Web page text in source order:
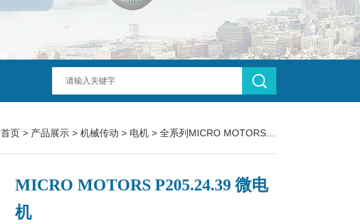
首页 > 产品展示 > 机械传动 > 电机 > 全系列MICRO MOTORS P205.24.39 微电机
MICRO MOTORS P205.24.39 微电
机